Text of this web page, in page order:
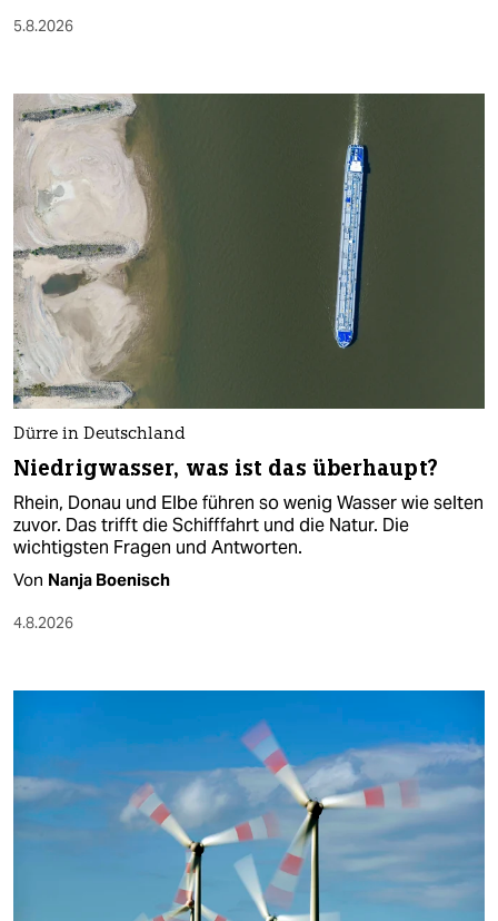
5.8.2026
Dürre in Deutschland
Niedrigwasser, was ist das überhaupt?
Rhein, Donau und Elbe führen so wenig Wasser wie selten
zuvor. Das trifft die Schifffahrt und die Natur. Die
wichtigsten Fragen und Antworten.
Von Nanja Boenisch
4.8.2026